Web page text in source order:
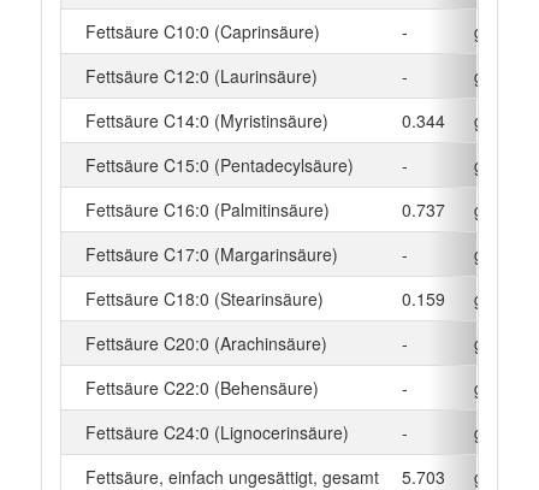
Fettsäure C10:0 (Caprinsäure)
-
g
Fettsäure C12:0 (Laurinsäure)
-
g
Fettsäure C14:0 (Myristinsäure)
0.344
g
Fettsäure C15:0 (Pentadecylsäure)
-
g
Fettsäure C16:0 (Palmitinsäure)
0.737
g
Fettsäure C17:0 (Margarinsäure)
-
g
Fettsäure C18:0 (Stearinsäure)
0.159
g
Fettsäure C20:0 (Arachinsäure)
-
g
Fettsäure C22:0 (Behensäure)
-
g
Fettsäure C24:0 (Lignocerinsäure)
-
g
Fettsäure, einfach ungesättigt, gesamt
5.703
g